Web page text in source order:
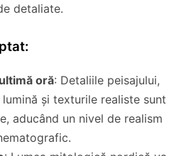
detaliate.
oră: Detaliile peisajului,
și texturile realiste sunt
aducând un nivel de realism